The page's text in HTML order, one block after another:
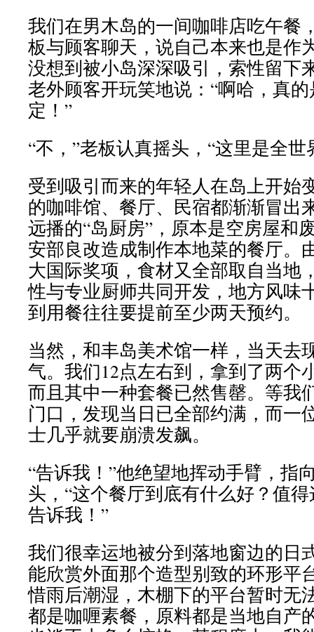
我们在男木岛的一间咖啡店吃午餐
板与顾客聊天，说自己本来也是作
没想到被小岛深深吸引，索性留下
老外顾客开玩笑地说：“啊哈，真
定！”
“不，”老板认真摇头，“这里是全
受到吸引而来的年轻人在岛上开始
的咖啡馆、餐厅、民宿都渐渐冒出
远播的“岛厨房”，原本是空房屋和
安部良改造成制作本地菜的餐厅。
大国际奖项，食材又全部取自当地
性与专业厨师共同开发，地方风味
到用餐往往要提前至少两天预约。
当然，和丰岛美术馆一样，当天去
气。我们12点左右到，拿到了两个
而且其中一种套餐已然售罄。等我
门口，发现当日已全部约满，而一
士几乎就要崩溃发飙。
“告诉我！”他绝望地挥动手臂，指
头，“这个餐厅到底有什么好？值
告诉我！”
我们很幸运地被分到落地窗边的日
能欣赏外面那个造型别致的环形平
惜雨后潮湿，木棚下的平台暂时无
都是咖喱素餐，原料都是当地自产